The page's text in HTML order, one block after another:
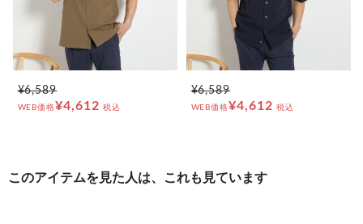
¥6,589
WEB価格¥4,612 税込
¥6,589
WEB価格¥4,612 税込
このアイテムを見た人は、これも見ています